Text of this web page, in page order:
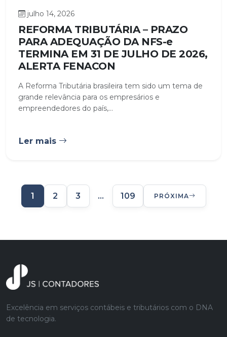
julho 14, 2026
REFORMA TRIBUTÁRIA – PRAZO
PARA ADEQUAÇÃO DA NFS-e
TERMINA EM 31 DE JULHO DE 2026,
ALERTA FENACON
A Reforma Tributária brasileira tem sido um tema de
grande relevância para os empresários e
empreendedores do país,...
Ler mais
1 2 3 … 109 PRÓXIMA
Excelência em serviços contábeis e tributários com o DNA
de tecnologia.